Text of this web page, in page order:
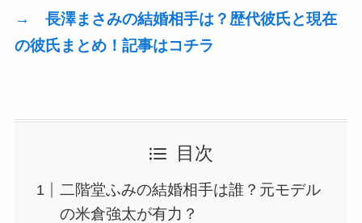
→ 長澤まさみの結婚相手は？歴代彼氏と現在
の彼氏まとめ！記事はコチラ
目次
二階堂ふみの結婚相手は誰？元モデル
の米倉強太が有力？